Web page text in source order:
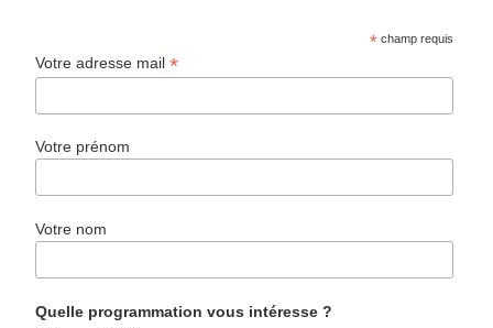
* champ requis
Votre adresse mail*
Votre prénom
Votre nom
Quelle programmation vous intéresse ?